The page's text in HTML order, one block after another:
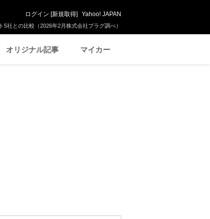
社との比較（2026年2月株式会社プラグ調べ）
ログイン [新規取得] Yahoo! JAPAN
オリジナル記事 マイカー